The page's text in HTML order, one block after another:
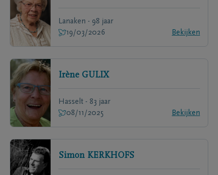
Lanaken - 98 jaar
19/03/2026
Bekijken
Irène GULIX
Hasselt - 83 jaar
08/11/2025
Bekijken
Simon KERKHOFS